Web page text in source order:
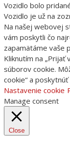
Vozidlo bolo
Vozidlo je už na
Na našej webovej
vám poskytli čo
zapamätáme vaše
Kliknutím na „Prijať
súborov cookie.
cookie“ a
Nastavenie cookie
Manage consent
Close